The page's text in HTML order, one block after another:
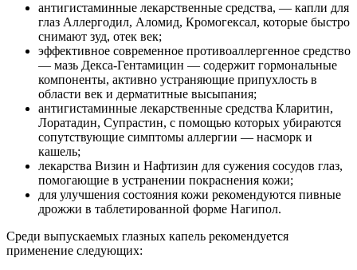
антигистаминные лекарственные средства, — капли для
глаз Аллергодил, Аломид, Кромогексал, которые быстро
снимают зуд, отек век;
эффективное современное противоаллергенное средство
— мазь Декса-Гентамицин — содержит гормональные
компоненты, активно устраняющие припухлость в
области век и дерматитные высыпания;
антигистаминные лекарственные средства Кларитин,
Лоратадин, Супрастин, с помощью которых убираются
сопутствующие симптомы аллергии — насморк и
кашель;
лекарства Визин и Нафтизин для сужения сосудов глаз,
помогающие в устранении покраснения кожи;
для улучшения состояния кожи рекомендуются пивные
дрожжи в таблетированной форме Нагипол.
Среди выпускаемых глазных капель рекомендуется
применение следующих: